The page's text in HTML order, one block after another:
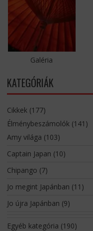
Galéria
KATEGÓRIÁK
Cikkek(177)
Élménybeszámolók(141)
Amy világa (103)
Captain Japan (10)
Chipango (7)
Jo megint Japánban (11)
Jo újra Japánban (9)
Egyéb kategória (190)